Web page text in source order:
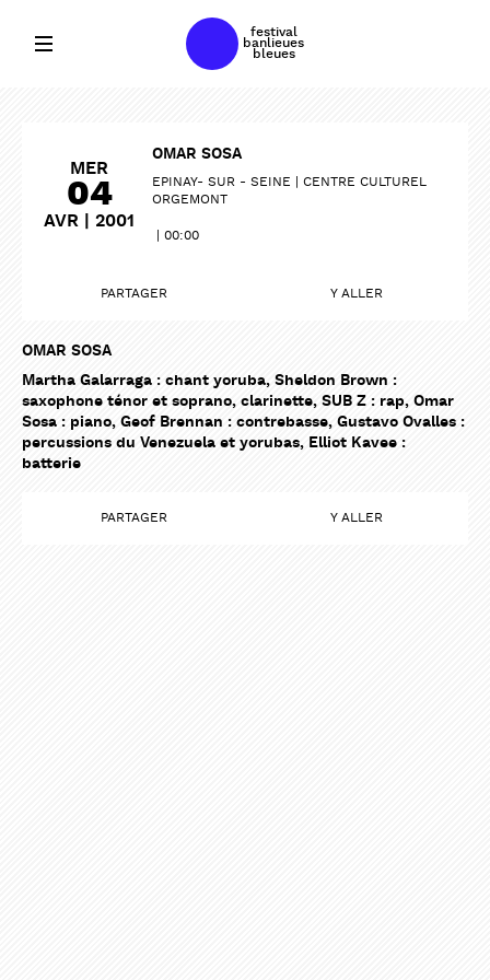
festival
banlieues
bleues
MER
04
AVR | 2001
OMAR SOSA
EPINAY- SUR - SEINE
CENTRE CULTUREL
ORGEMONT
00:00
PARTAGER Y ALLER
OMAR SOSA
Martha Galarraga : chant yoruba, Sheldon Brown :
saxophone ténor et soprano, clarinette, SUB Z : rap, Omar
Sosa : piano, Geof Brennan : contrebasse, Gustavo Ovalles :
percussions du Venezuela et yorubas, Elliot Kavee :
batterie
PARTAGER Y ALLER